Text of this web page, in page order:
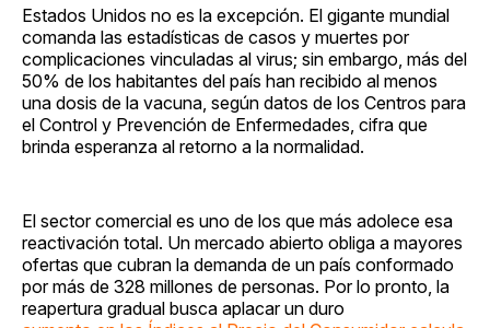
Estados Unidos no es la excepción. El gigante mundial
comanda las estadísticas de casos y muertes por
complicaciones vinculadas al virus; sin embargo, más del
50% de los habitantes del país han recibido al menos
una dosis de la vacuna, según datos de los Centros para
el Control y Prevención de Enfermedades, cifra que
brinda esperanza al retorno a la normalidad.
El sector comercial es uno de los que más adolece esa
reactivación total. Un mercado abierto obliga a mayores
ofertas que cubran la demanda de un país conformado
por más de 328 millones de personas. Por lo pronto, la
reapertura gradual busca aplacar un duro